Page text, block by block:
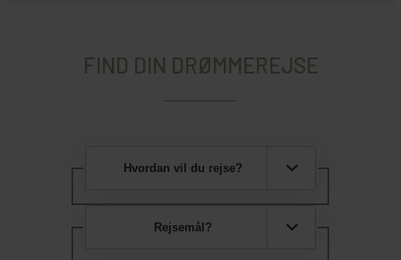
FIND DIN DRØMMEREJSE
Hvordan vil du rejse?
Rejsemål?